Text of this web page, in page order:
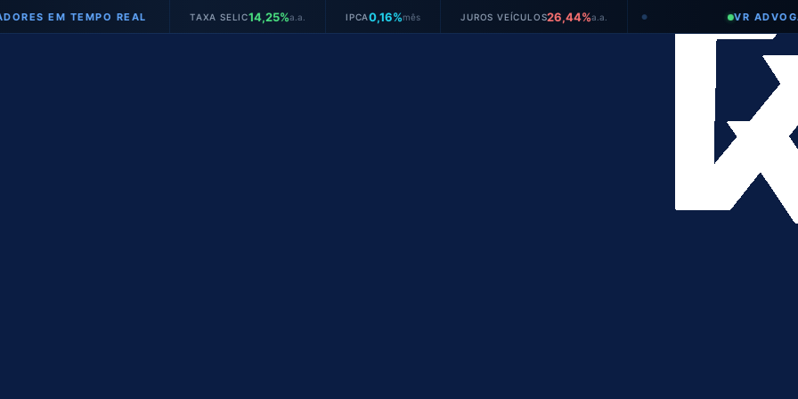
TEMPO REAL TAXA SELIC14,25%a.a. IPCA 0,16%mês JUROS VEÍCULOS26,44%a.a. ● VR ADVOGADOS